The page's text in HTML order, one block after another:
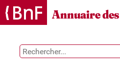
Gestion des cookies
Annuaire